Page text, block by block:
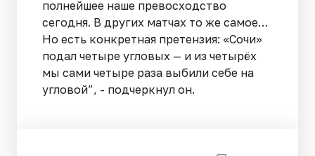
полнейшее наше превосходство
сегодня. В других матчах то же самое…
Но есть конкретная претензия: «Сочи»
подал четыре угловых — и из четырёх
мы сами четыре раза выбили себе на
угловой”, - подчеркнул он.